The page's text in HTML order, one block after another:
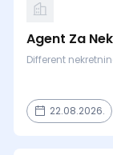
Agent Za
Different
22.08.2026.